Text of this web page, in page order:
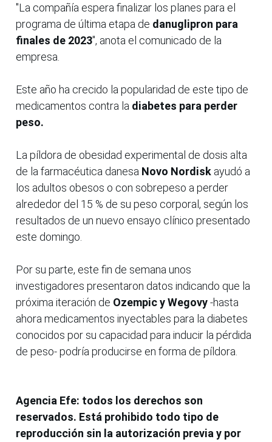
"La compañía espera finalizar los planes para el
programa de última etapa de danuglipron para
finales de 2023", anota el comunicado de la
empresa.
Este año ha crecido la popularidad de este tipo de
medicamentos contra la diabetes para perder
peso.
La píldora de obesidad experimental de dosis alta
de la farmacéutica danesa Novo Nordisk ayudó a
los adultos obesos o con sobrepeso a perder
alrededor del 15 % de su peso corporal, según los
resultados de un nuevo ensayo clínico presentado
este domingo.
Por su parte, este fin de semana unos
investigadores presentaron datos indicando que la
próxima iteración de Ozempic y Wegovy-hasta
ahora medicamentos inyectables para la diabetes
conocidos por su capacidad para inducir la pérdida
de peso- podría producirse en forma de píldora.
Agencia Efe: todos los derechos son
reservados. Está prohibido todo tipo de
reproducción sin la autorización previa y por